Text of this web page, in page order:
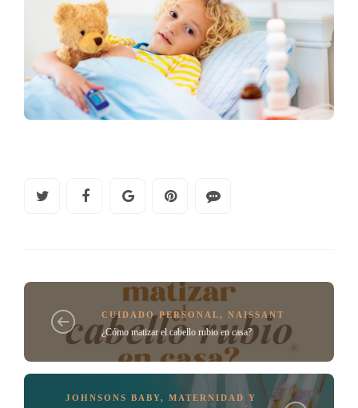
CUIDADO PERSONAL, NAISSANT
¿Cómo matizar el cabello rubio en casa?
JOHNSONS BABY, MATERNIDAD Y